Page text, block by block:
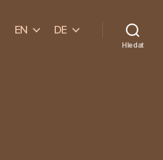
EN DE
Hledat